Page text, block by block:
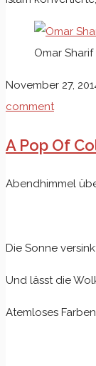
Omar
November 27,
comment
A Pop Of
Abendhimmel
Die Sonne
Und lässt die
Atemloses